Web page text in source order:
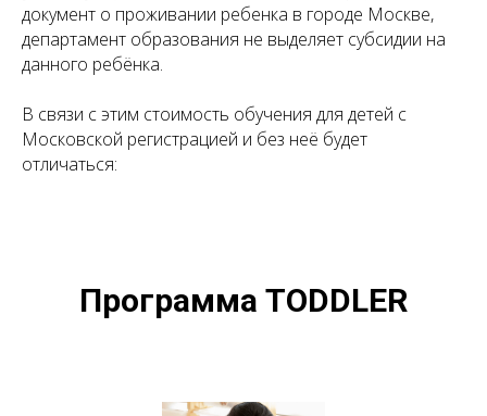
документ о проживании ребенка в городе Москве,
департамент образования не выделяет субсидии на
данного ребёнка.
В связи с этим стоимость обучения для детей с
Московской регистрацией и без неё будет
отличаться:
Программа TODDLER